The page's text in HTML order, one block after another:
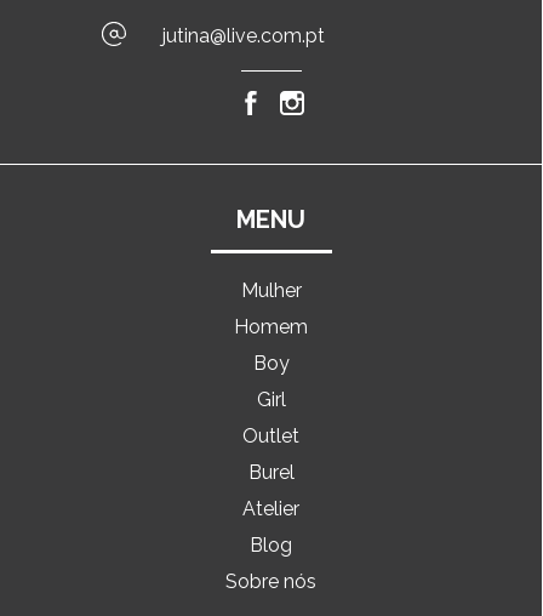
jutina@live.com.pt
MENU
Mulher
Homem
Boy
Girl
Outlet
Burel
Atelier
Blog
Sobre nós